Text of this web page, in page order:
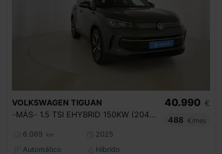
VOLKSWAGEN TIGUAN
··MÁS·· 1.5 TSI EHYBRID 150KW (204CV) DSG
6.069 km
2025
Automático
Híbrido
40.990 €
488
€/mes